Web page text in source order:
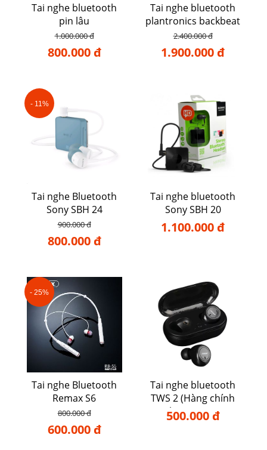
Tai nghe bluetooth
pin lâu
1.000.000 đ
800.000 đ
Tai nghe bluetooth
plantronics backbeat
105
2.400.000 đ
1.900.000 đ
- 11%
Tai nghe Bluetooth
Sony SBH 24
900.000 đ
800.000 đ
Tai nghe bluetooth
Sony SBH 20
1.100.000 đ
- 25%
Tai nghe Bluetooth
Remax S6
800.000 đ
600.000 đ
Tai nghe bluetooth
TWS 2 (Hàng chính
hãng TWS)
500.000 đ